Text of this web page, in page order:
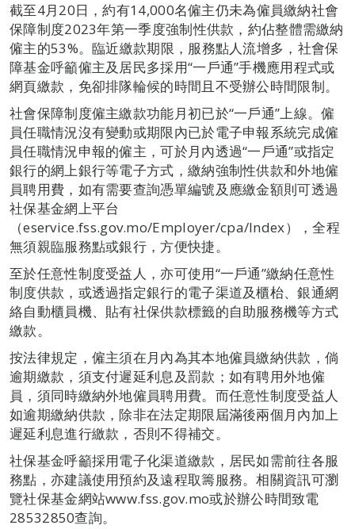
截至4月20日，約有14,000名僱主仍未為僱員繳納社會
保障制度2023年第一季度強制性供款，約佔整體需繳納
僱主的53%。臨近繳款期限，服務點人流增多，社會保
障基金呼籲僱主及居民多採用“一戶通”手機應用程式或
網頁繳款，免卻排隊輪候的時間且不受辦公時間限制。
社會保障制度僱主繳款功能月初已於“一戶通”上線。僱
員任職情況沒有變動或期限內已於電子申報系統完成僱
員任職情況申報的僱主，可於月內透過“一戶通”或指定
銀行的網上銀行等電子方式，繳納強制性供款和外地僱
員聘用費，如有需要查詢憑單編號及應繳金額則可透過
社保基金網上平台
（eservice.fss.gov.mo/Employer/cpa/Index），全程
無須親臨服務點或銀行，方便快捷。
至於任意性制度受益人，亦可使用“一戶通”繳納任意性
制度供款，或透過指定銀行的電子渠道及櫃枱、銀通網
絡自動櫃員機、貼有社保供款標籤的自助服務機等方式
繳款。
按法律規定，僱主須在月內為其本地僱員繳納供款，倘
逾期繳款，須支付遲延利息及罰款；如有聘用外地僱
員，須同時繳納外地僱員聘用費。而任意性制度受益人
如逾期繳納供款，除非在法定期限屆滿後兩個月內加上
遲延利息進行繳款，否則不得補交。
社保基金呼籲採用電子化渠道繳款，居民如需前往各服
務點，亦建議使用預約及遠程取籌服務。相關資訊可瀏
覽社保基金網站www.fss.gov.mo或於辦公時間致電
28532850查詢。